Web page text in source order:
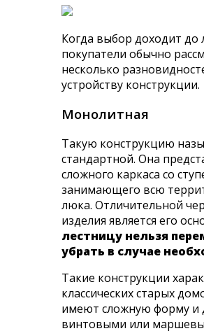
Когда выбор доходит до
покупатели обычно
несколько
устройству конструкции.
Монолитная
Такую конструкцию
стандартной. Она
сложного каркаса со
занимающего всю
люка. Отличительной
изделия является его
лестницу нельзя
убрать в случае
Такие конструкции
классических старых
имеют сложную форму и
винтовыми или